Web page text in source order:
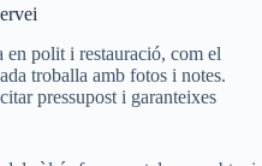
en polit i restauració, com el
troballa amb fotos i notes.
pressupost i garanteixes